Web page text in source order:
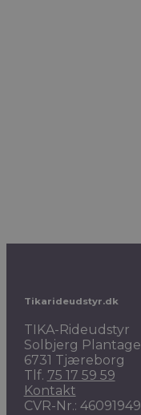
Tikarideudstyr.dk
TIKA-Rideudstyr
Solbjerg
6731 Tjæreborg
Tlf. 75 17 59 59
Kontakt
CVR-Nr.: 46091949